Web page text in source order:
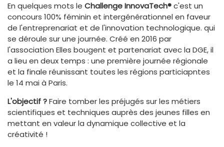
En quelques mots le Challenge InnovaTech®c'est un
concours 100% féminin et intergénérationnel en faveur
de l'entreprenariat et de l'innovation technologique. qui
se déroule sur une journée. Créé en 2016 par
l'association Elles bougent et partenariat avec la DGE, il
a lieu en deux temps : une première journée régionale
et la finale réunissant toutes les régions particiapntes
le 14 mai à Paris.
L'objectif ?Faire tomber les préjugés sur les métiers
scientifiques et techniques auprès des jeunes filles en
mettant en valeur la dynamique collective et la
créativité !